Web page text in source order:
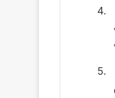
4.
5.